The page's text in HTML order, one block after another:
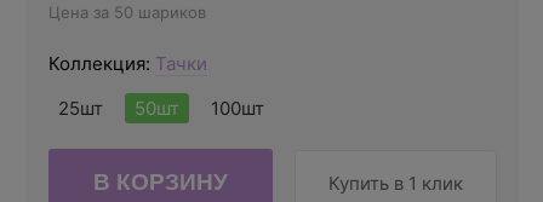
Цена за 50 шариков
Коллекция: Тачки
25шт
50шт 100шт
Купить в 1 клик